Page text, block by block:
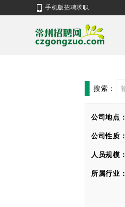
手机版招聘求职
搜索：
公司地点：
公司性质：
人员规模：
所属行业：